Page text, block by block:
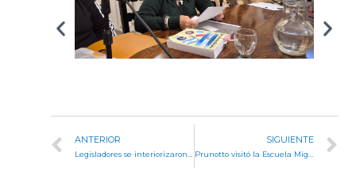
ANTERIOR SIGUIENTE